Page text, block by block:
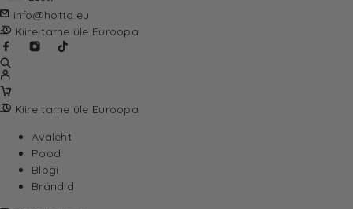
info@hotta.eu
Kiire tarne üle Euroopa
Kiire tarne üle Euroopa
Avaleht
Pood
Blogi
Brändid